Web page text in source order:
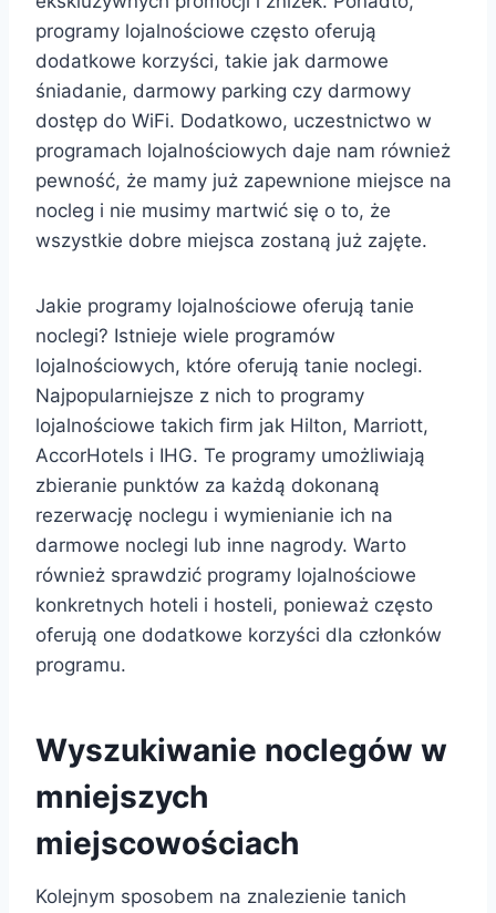
programy lojalnościowe często oferują
dodatkowe korzyści, takie jak darmowe
śniadanie, darmowy parking czy darmowy
dostęp do WiFi. Dodatkowo, uczestnictwo w
programach lojalnościowych daje nam również
pewność, że mamy już zapewnione miejsce na
nocleg i nie musimy martwić się o to, że
wszystkie dobre miejsca zostaną już zajęte.
Jakie programy lojalnościowe oferują tanie
noclegi? Istnieje wiele programów
lojalnościowych, które oferują tanie noclegi.
Najpopularniejsze z nich to programy
lojalnościowe takich firm jak Hilton, Marriott,
AccorHotels i IHG. Te programy umożliwiają
zbieranie punktów za każdą dokonaną
rezerwację noclegu i wymienianie ich na
darmowe noclegi lub inne nagrody. Warto
również sprawdzić programy lojalnościowe
konkretnych hoteli i hosteli, ponieważ często
oferują one dodatkowe korzyści dla członków
programu.
Wyszukiwanie noclegów w
mniejszych
miejscowościach
Kolejnym sposobem na znalezienie tanich